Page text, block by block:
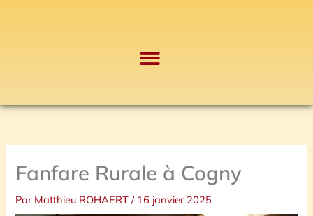
Fanfare Rurale à Cogny
Par Matthieu ROHAERT/ 16 janvier 2025